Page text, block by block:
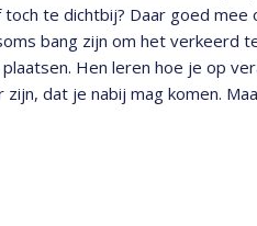
te dichtbij? Daar goed mee
bang zijn om het verkeerd
Hen leren hoe je op
dat je nabij mag komen.